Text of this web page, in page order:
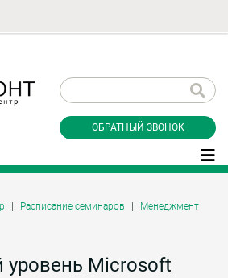
ОБРАТНЫЙ ЗВОНОК
Расписание семинаров
Менеджмент
уровень Microsoft
на обработку персональных